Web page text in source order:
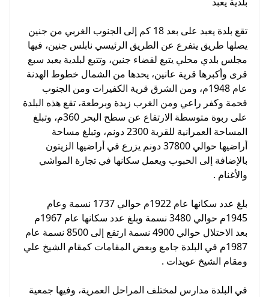
تقع بلدة يعبد على بعد 18 كم إلى الجنوب الغربي من جنين
يصلها طريق يتفرع عن الطريق الرئيسي نابلس جنين، فيها
مجلس بلدي محلي يتبع لقضاء جنين، وتتبع لبلدية يعبد سبع
قرى وأكبرها قرية عانين، يحدها من الشمال خطوط الهدنة
عام 1948م، ومن الشرق قرية الكفيرات ومن الجنوب
فحمة وكفر راعي ومن الغرب زبدة وبرطعة، تقع هذه البلدة
على ربوة متوسطة الارتفاع عن سطح البحر 360م، وتبلغ
المساحة العمرانية للقرية 2300 دونم، وتبلغ مساحة
أراضيها حوالي 37800 دونم يزرع في أراضيها الزيتون
بالإضافة إلى الحبوب ويعمل سكانها في تجارة المواشي
والأغنام .
بلغ عدد سكانها عام 1922م حوالي 1737 نسمة وعام
1945م حوالي 3480 نسمة وبلغ عدد سكانها عام 1967م
بعد الاحتلال حوالي 4900 نسمة ارتفع إلى 8500 نسمة عام
1987م في البلدة جامع وبعض المقامات كمقام الشيخ علي
ومقام الشيخ عويدات .
في البلدة مدارس لمختلف المراحل العمرية، وفيها جمعية